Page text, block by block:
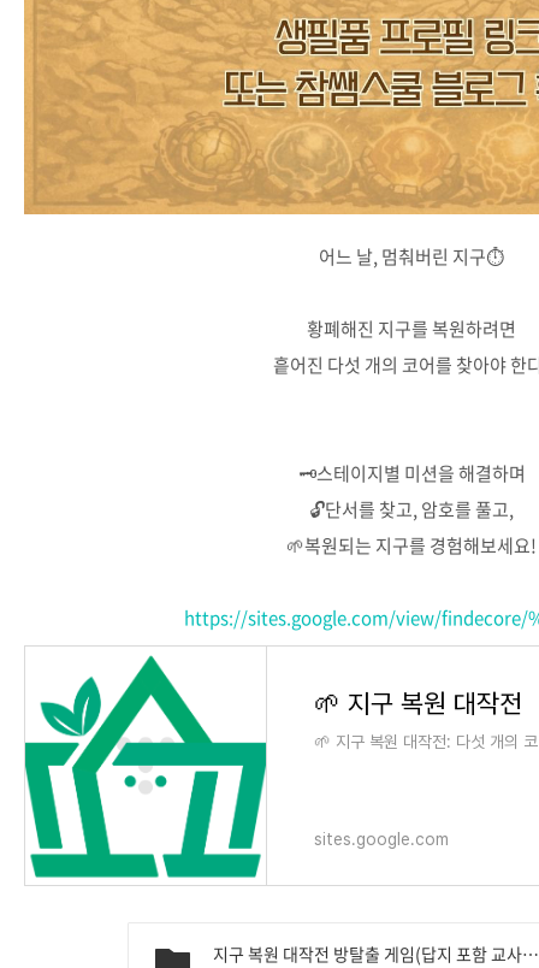
어느 날, 멈춰버린 지구⏱️
황폐해진 지구를 복원하려면
흩어진 다섯 개의 코어를 찾아야 한
🗝️스테이지별 미션을 해결하며
🔓단서를 찾고, 암호를 풀고,
🌱복원되는 지구를 경험해보세요!
https://sites.google.com/view/findecore/
🌱 지구 복원 대작전
🌱 지구 복원 대작전: 다섯 개의
sites.google.com
지구 복원 대작전 방탈출 게임(답지 포함 교사용 가이드).pdf